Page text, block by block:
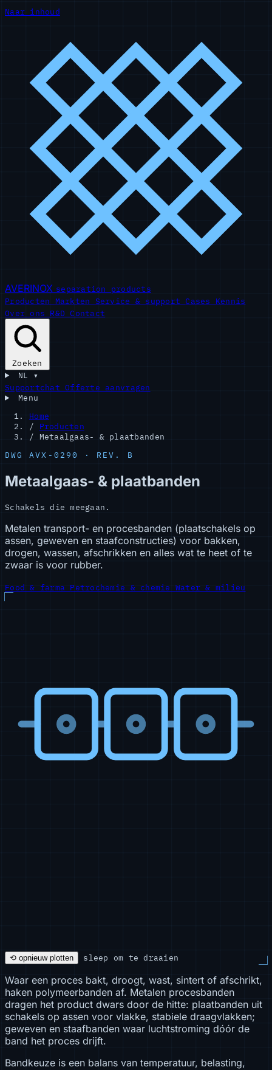
Naar inhoud
AVERINOX separation products
Producten Markten Service & support Cases Kennis
Over ons R&D Contact
Zoeken
NL ▾
SupportchatOfferte aanvragen
Menu
Home
/
Producten
/ Metaalgaas- & plaatbanden
DWG AVX-0290 · REV. B
Metaalgaas- & plaatbanden
Schakels die meegaan.
Metalen transport- en procesbanden (plaatschakels op
assen, geweven en staafconstructies) voor bakken,
drogen, wassen, afschrikken en alles wat te heet of te
zwaar is voor rubber.
Food & farma Petrochemie & chemie Water & milieu
⟲ opnieuw plotten sleep om te draaien
Waar een proces bakt, droogt, wast, sintert of afschrikt,
haken polymeerbanden af. Metalen procesbanden
dragen het product dwars door de hitte: plaatbanden uit
schakels op assen voor vlakke, stabiele draagvlakken;
geweven en staafbanden waar luchtstroming dóór de
band het proces drijft.
Bandkeuze is een balans van temperatuur, belasting,